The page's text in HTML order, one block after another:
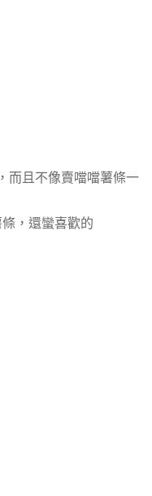
而且不像賣噹噹薯條一
，還蠻喜歡的